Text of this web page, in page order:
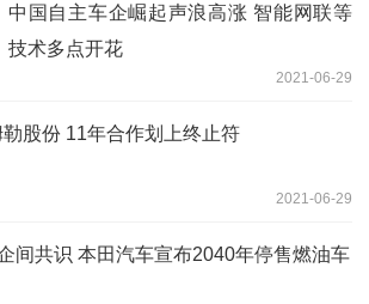
中国自主车企崛起声浪高涨 智能网联等
技术多点开花
2021-06-29
股份 11年合作划上终止符
2021-06-29
间共识 本田汽车宣布2040年停售燃油车